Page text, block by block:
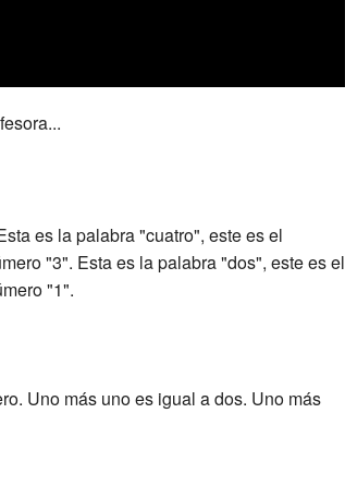
es la palabra "cuatro", este es el
"3". Esta es la palabra "dos", este es el
"1".
Uno más uno es igual a dos. Uno más